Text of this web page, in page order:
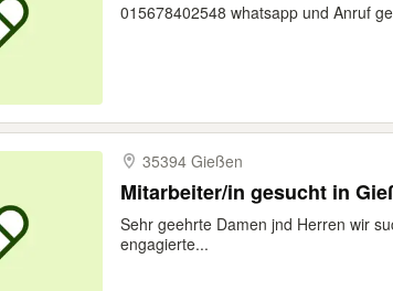
015678402548 whatsapp und Anruf
35394 Gießen
Mitarbeiter/in gesucht in
Sehr geehrte Damen jnd Herren wir
engagierte...